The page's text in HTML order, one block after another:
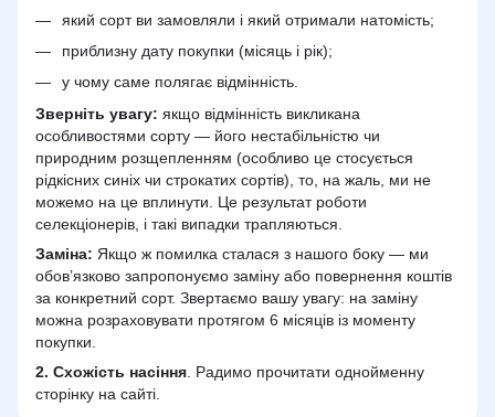
який сорт ви замовляли і який отримали натомість;
приблизну дату покупки (місяць і рік);
у чому саме полягає відмінність.
Зверніть увагу: якщо відмінність викликана
особливостями сорту — його нестабільністю чи
природним розщепленням (особливо це стосується
рідкісних синіх чи строкатих сортів), то, на жаль, ми не
можемо на це вплинути. Це результат роботи
селекціонерів, і такі випадки трапляються.
Заміна: Якщо ж помилка сталася з нашого боку — ми
обов’язково запропонуємо заміну або повернення коштів
за конкретний сорт. Звертаємо вашу увагу: на заміну
можна розраховувати протягом 6 місяців із моменту
покупки.
2. Схожість насіння . Радимо прочитати однойменну
сторінку на сайті.